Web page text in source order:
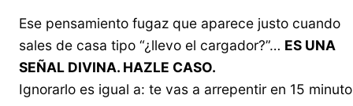
Ese pensamiento fugaz que aparece justo cuando
sales de casa tipo “¿llevo el cargador?”… ES UNA
SEÑAL DIVINA. HAZLE CASO.
Ignorarlo es igual a: te vas a arrepentir en 15